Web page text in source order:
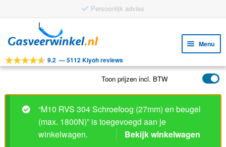
Persoonlijk advies
door
navigatie
naar
inhoud
Menu
Tools
Toepassingen
Klantenservice
9.2 —5112 Kiyoh reviews
Toon prijzen incl. BTW
“M10 RVS 304 Schroefoog (27mm) en beugel
(max. 1800N)” is toegevoegd aan je
winkelwagen.
Bekijk winkelwagen